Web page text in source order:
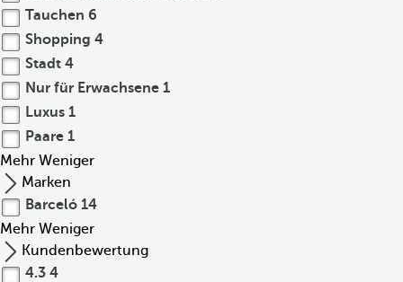
Tauchen 6
Shopping 4
Stadt 4
Nur für Erwachsene 1
Luxus 1
Paare 1
Mehr Weniger
Marken
Barceló 14
Mehr Weniger
Kundenbewertung
4.3 4